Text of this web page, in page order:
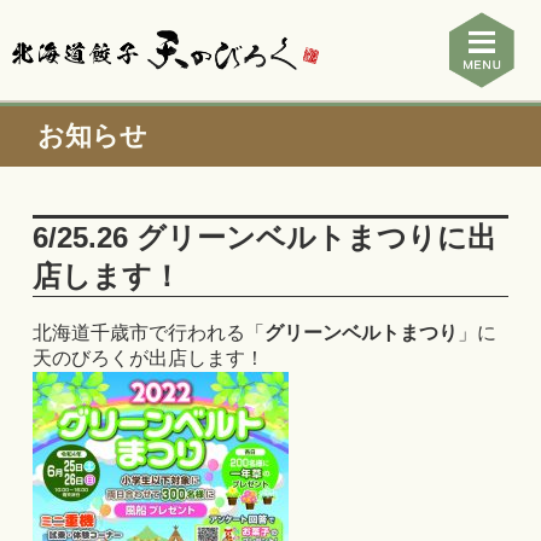
お知らせ
6/25.26 グリーンベルトまつりに出
店します！
北海道千歳市で行われる「 グリーンベルトまつり 」に
天のびろくが出店します！